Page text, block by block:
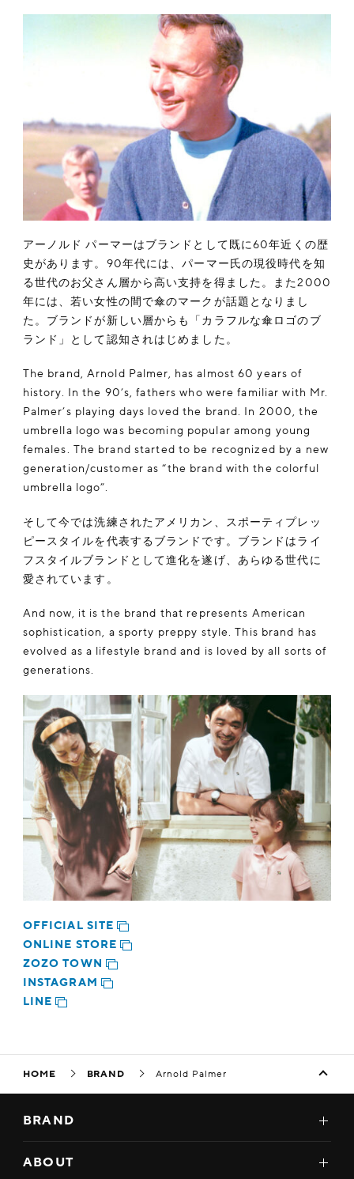
アーノルド パーマーはブランドとして既に60年近くの歴
史があります。90年代には、パーマー氏の現役時代を知
る世代のお父さん層から高い支持を得ました。また2000
年には、若い女性の間で傘のマークが話題となりまし
た。ブランドが新しい層からも「カラフルな傘ロゴのブ
ランド」として認知されはじめました。
The brand, Arnold Palmer, has almost 60 years of
history. In the 90’s, fathers who were familiar with Mr.
Palmer’s playing days loved the brand. In 2000, the
umbrella logo was becoming popular among young
females. The brand started to be recognized by a new
generation/customer as “the brand with the colorful
umbrella logo”.
そして今では洗練されたアメリカン、スポーティプレッ
ピースタイルを代表するブランドです。ブランドはライ
フスタイルブランドとして進化を遂げ、あらゆる世代に
愛されています。
And now, it is the brand that represents American
sophistication, a sporty preppy style. This brand has
evolved as a lifestyle brand and is loved by all sorts of
generations.
OFFICIAL SITE
ONLINE STORE
ZOZO TOWN
INSTAGRAM
LINE
HOME BRAND Arnold Palmer
BRAND
ABOUT